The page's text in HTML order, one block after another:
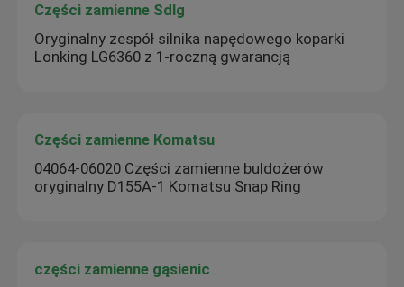
Części zamienne Sdlg
Oryginalny zespół silnika napędowego koparki
Lonking LG6360 z 1-roczną gwarancją
Części zamienne Komatsu
04064-06020 Części zamienne buldożerów
oryginalny D155A-1 Komatsu Snap Ring
części zamienne gąsienic